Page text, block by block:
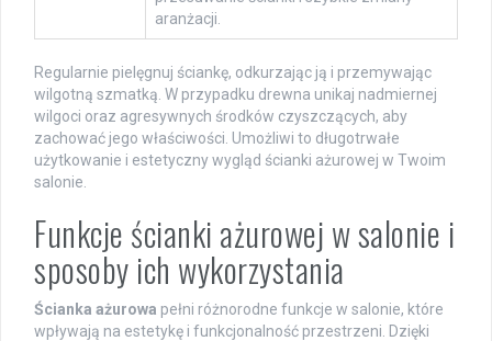
aranżacji.
Regularnie pielęgnuj ściankę, odkurzając ją i przemywając
wilgotną szmatką. W przypadku drewna unikaj nadmiernej
wilgoci oraz agresywnych środków czyszczących, aby
zachować jego właściwości. Umożliwi to długotrwałe
użytkowanie i estetyczny wygląd ścianki ażurowej w Twoim
salonie.
Funkcje ścianki ażurowej w salonie i
sposoby ich wykorzystania
Ścianka ażurowa pełni różnorodne funkcje w salonie, które
wpływają na estetykę i funkcjonalność przestrzeni. Dzięki